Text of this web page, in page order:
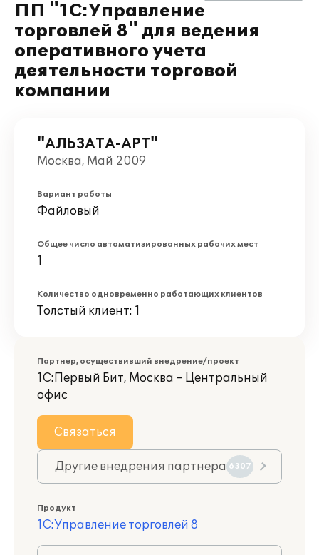
ПП "1С:Управление
торговлей 8" для ведения
оперативного учета
деятельности торговой
компании
"АЛЬЗАТА-АРТ"
Москва, Май 2009
Вариант работы
Файловый
Общее число автоматизированных рабочих мест
1
Количество одновременно работающих клиентов
Толстый клиент: 1
Партнер, осуществивший внедрение/проект
1С:Первый Бит, Москва – Центральный
офис
Связаться
Другие внедрения партнера 6307
Продукт
1С:Управление торговлей 8